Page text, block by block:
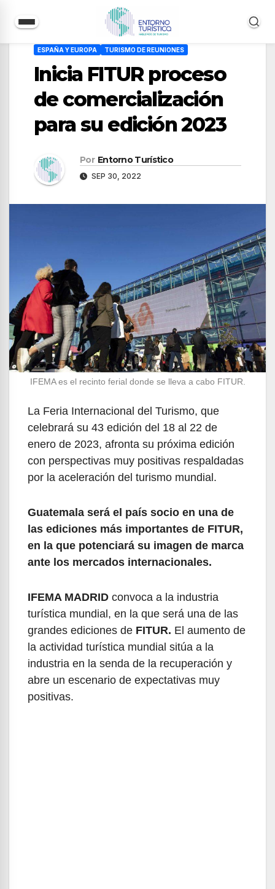
contenido
ESPAÑA Y EUROPA TURISMO DE REUNIONES
Inicia FITUR proceso
de comercialización
para su edición 2023
Por Entorno Turístico
SEP 30, 2022
IFEMA es el recinto ferial donde se lleva a cabo FITUR.
La Feria Internacional del Turismo, que
celebrará su 43 edición del 18 al 22 de
enero de 2023, afronta su próxima edición
con perspectivas muy positivas respaldadas
por la aceleración del turismo mundial.
Guatemala será el país socio en una de
las ediciones más importantes de FITUR,
en la que potenciará su imagen de marca
ante los mercados internacionales.
IFEMA MADRID convoca a la industria
turística mundial, en la que será una de las
grandes ediciones de FITUR. El aumento de
la actividad turística mundial sitúa a la
industria en la senda de la recuperación y
abre un escenario de expectativas muy
positivas.